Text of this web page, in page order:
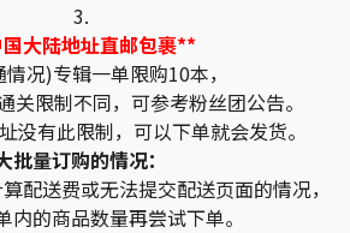
3.
大陆地址直邮包裹**
况)专辑一单限购10本，
关限制不同，可参考粉丝团公告。
没有此限制，可以下单就会发货。
批量订购的情况：
配送费或无法提交配送页面的情况，
内的商品数量再尝试下单。